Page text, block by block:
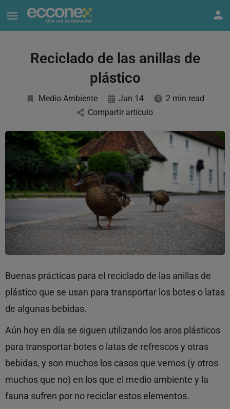
Reciclado de las anillas de
plástico
Medio Ambiente Jun 14
2 min read
Compartir artículo
Buenas prácticas para el reciclado de las anillas de
plástico que se usan para transportar los botes o latas
de algunas bebidas.
Aún hoy en día se siguen utilizando los aros plásticos
para transportar botes o latas de refrescos y otras
bebidas, y son muchos los casos que vemos (y otros
muchos que no) en los que el medio ambiente y la
fauna sufren por no reciclar estos elementos.